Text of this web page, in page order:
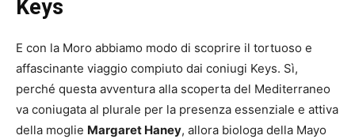
Keys
E con la Moro abbiamo modo di scoprire il tortuoso e
affascinante viaggio compiuto dai coniugi Keys. Sì,
perché questa avventura alla scoperta del Mediterraneo
va coniugata al plurale per la presenza essenziale e attiva
della moglie Margaret Haney, allora biologa della Mayo